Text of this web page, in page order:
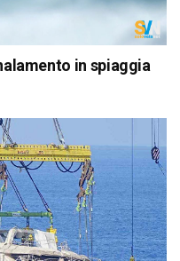
in spiaggia